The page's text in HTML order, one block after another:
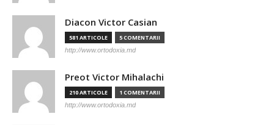
Diacon Victor Casian
581 ARTICOLE 5 COMENTARII
http://www.ortodoxia.md
Preot Victor Mihalachi
210 ARTICOLE 1 COMENTARII
http://www.ortodoxia.md